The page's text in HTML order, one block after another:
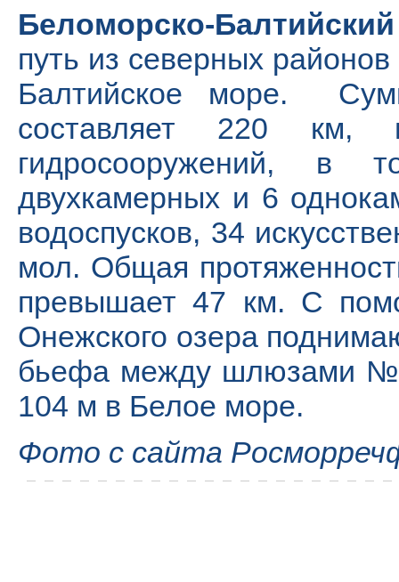
Беломорско-
путь из северных
Балтийское море.
составляет 220
гидросооружений,
двухкамерных и 6
водоспусков, 34
мол. Общая
превышает 47 км. С
Онежского озера
бьефа между шлюзами
104 м в Белое море.
Фото с сайта